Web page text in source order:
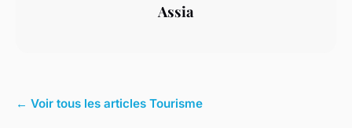
Assia
← Voir tous les articles Tourisme